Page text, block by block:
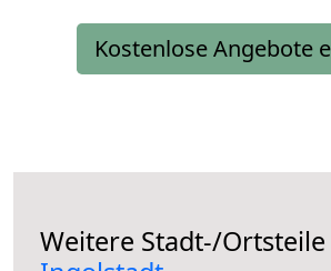
Kostenlose Angebote
Weitere Stadt-/